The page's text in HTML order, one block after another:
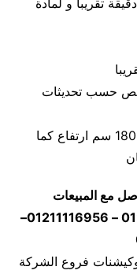
او تنقص حسب تحديثات
أبعاد الماكينة 85 طول × 85 عرض × 180 سم ارتفاع كما
مع المبيعات
موبايل 01211116954 – 01211116955 – 01211116956–
فروع الشركة